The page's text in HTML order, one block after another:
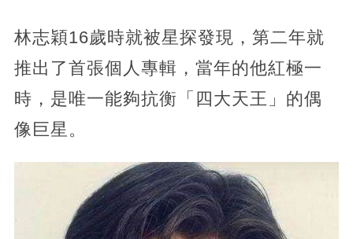
林志穎16歲時就被星探發現，第二年就
推出了首張個人專輯，當年的他紅極一
時，是唯一能夠抗衡「四大天王」的偶
像巨星。